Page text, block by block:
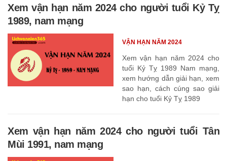
Xem vận hạn năm 2024 cho người tuổi Kỷ Tỵ
1989, nam mạng
Xem vận hạn năm 2024 cho
tuổi Kỷ Tỵ 1989 Nam mạng,
xem hướng dẫn giải hạn, xem
sao hạn, cách cúng sao giải
hạn cho tuổi Kỷ Tỵ 1989
VẬN HẠN NĂM 2024
Xem vận hạn năm 2024 cho người tuổi Tân
Mùi 1991, nam mạng